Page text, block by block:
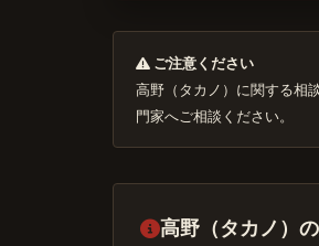
ご注意ください
高野（タカノ）に関する相
門家へご相談ください。
高野（タカノ）